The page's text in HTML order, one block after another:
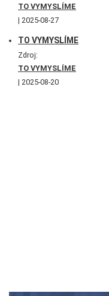
TO VYMYSLÍME
2025-08-27
TO VYMYSLÍME
Zdroj:
TO VYMYSLÍME
2025-08-20